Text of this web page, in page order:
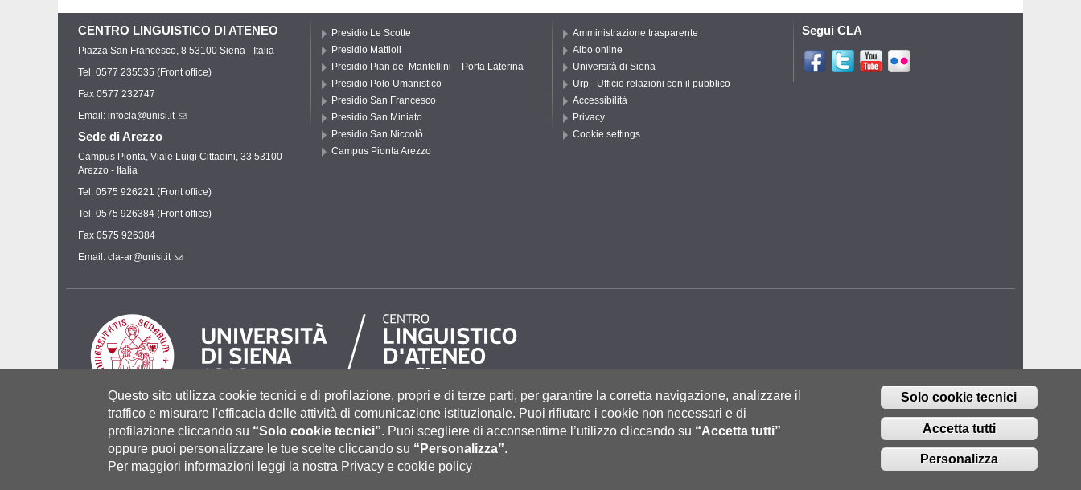
CENTRO LINGUISTICO DI ATENEO
Piazza San Francesco, 8 53100 Siena - Italia
Tel. 0577 235535 (Front office)
Fax 0577 232747
Email: infocla@unisi.it
Sede di Arezzo
Campus Pionta, Viale Luigi Cittadini, 33 53100
Arezzo - Italia
Tel. 0575 926221 (Front office)
Tel. 0575 926384 (Front office)
Fax 0575 926384
Email: cla-ar@unisi.it
Presidio Le Scotte
Presidio Mattioli
Presidio Pian de’ Mantellini – Porta Laterina
Presidio Polo Umanistico
Presidio San Francesco
Presidio San Miniato
Presidio San Niccolò
Campus Pionta Arezzo
Amministrazione trasparente
Albo online
Università di Siena
Urp - Ufficio relazioni con il pubblico
Accessibilità
Privacy
Cookie settings
Segui CLA
Università degli Studi di Siena- Rettorato, via Banchi di Sotto 55, 53100 Siena ITALIA
P.IVA 00273530527 | C.F. 80002070524 |Coordinate bancarie|Caselle Pec: Posta Elettronica Certificata
Contatti:
urp@unisi.it - URP - Ufficio Relazioni con il Pubblico Tel. 0577 235555 (dal lunedì al venerdì dalle 9.30 alle 10.30)
Questo sito utilizza cookie tecnici e di profilazione, propri e di terze parti, per garantire la corretta navigazione, analizzare il
traffico e misurare l'efficacia delle attività di comunicazione istituzionale. Puoi rifiutare i cookie non necessari e di
profilazione cliccando su “Solo cookie tecnici”. Puoi scegliere di acconsentirne l’utilizzo cliccando su “Accetta tutti”
oppure puoi personalizzare le tue scelte cliccando su “Personalizza”.
Per maggiori informazioni leggi la nostra Privacy e cookie policy
Solo cookie tecnici
Accetta tutti
Personalizza